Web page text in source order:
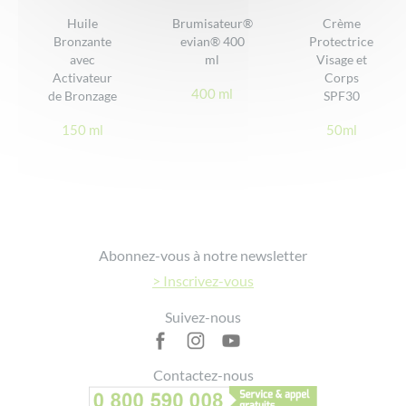
• Ne pas appliquer sur une peau irritée ou abimée
• Eviter le contact avec les yeux
• Ne convient pas aux enfants de moins de 3 ans
• Tenir hors de portée des enfants.
DONNER VOTRE AVIS
Huile
Bronzante
avec
Activateur
de Bronzage
150 ml
Brumisateur®
evian® 400
ml
400 ml
Crème
Protectrice
Visage et
Corps
SPF30
50ml
Abonnez-vous à notre newsletter
> Inscrivez-vous
Suivez-nous
Contactez-nous